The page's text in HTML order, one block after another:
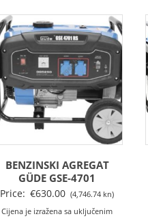
BENZINSKI AGREGAT
GÜDE GSE-4701
Price: €630.00 (4,746.74 kn)
Cijena je izražena sa uključenim